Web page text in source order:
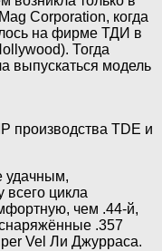
Сorporation, когда
на фирме ТДИ в
Тогда
выпускаться модель
производства TDE и
удачным,
всего цикла
чем .44-й,
.357
Vel Ли Джурраса.